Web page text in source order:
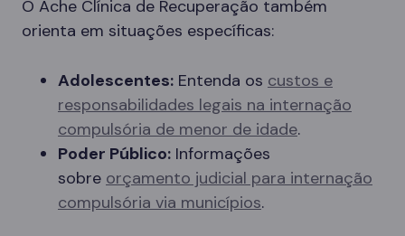
O Ache Clínica de Recuperação também
orienta em situações específicas:
Adolescentes: Entenda os custos e
responsabilidades legais na internação
compulsória de menor de idade.
Poder Público: Informações
sobre orçamento judicial para internação
compulsória via municípios.